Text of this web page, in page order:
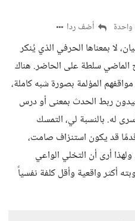
أضف ردا
لا بمعناها الحرفي الذي يُنكر
الماضي سلطة على الحاضر. هناك
المؤلمة بصورة شبه كاملة،
ربط الحدث بمعنى أو درس
له. بالنسبة لي، التمسك
قد يكون استنزاف صامت،
أرى أن التخلي الواعي
أكثر واقعية وأقل كلفة نفسياً